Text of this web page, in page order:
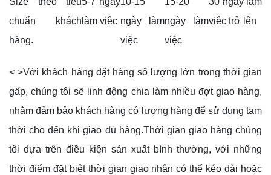
chuẩn khách
hàng.
làm việc ngày làm
việc
ngày làm
việc
việc trở lên
< >Với khách hàng đặt hàng số lượng lớn trong thời gian
gấp, chúng tôi sẽ linh động chia làm nhiều đợt giao hàng,
nhằm đảm bảo khách hàng có lượng hàng để sử dụng tạm
thời cho đến khi giao đủ hàng.Thời gian giao hàng chúng
tôi dựa trên điều kiện sản xuất bình thường, với những
thời điểm đặt biệt thời gian giao nhận có thể kéo dài hoặc